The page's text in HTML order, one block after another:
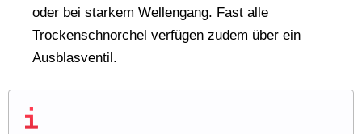
oder bei starkem Wellengang. Fast alle
Trockenschnorchel verfügen zudem über ein
Ausblasventil.